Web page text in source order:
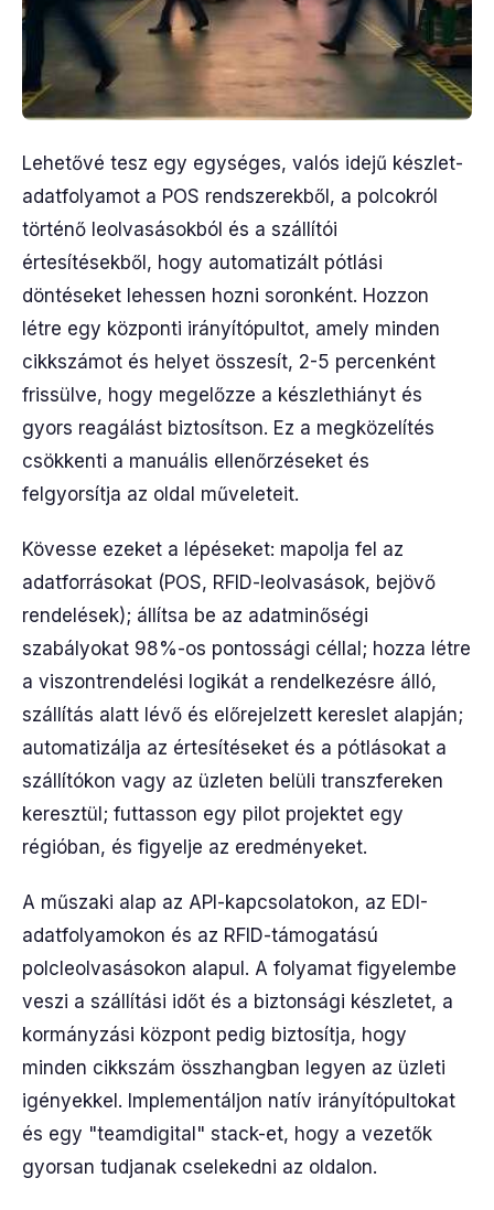
Lehetővé tesz egy egységes, valós idejű készlet-
adatfolyamot a POS rendszerekből, a polcokról
történő leolvasásokból és a szállítói
értesítésekből, hogy automatizált pótlási
döntéseket lehessen hozni soronként. Hozzon
létre egy központi irányítópultot, amely minden
cikkszámot és helyet összesít, 2-5 percenként
frissülve, hogy megelőzze a készlethiányt és
gyors reagálást biztosítson. Ez a megközelítés
csökkenti a manuális ellenőrzéseket és
felgyorsítja az oldal műveleteit.
Kövesse ezeket a lépéseket: mapolja fel az
adatforrásokat (POS, RFID-leolvasások, bejövő
rendelések); állítsa be az adatminőségi
szabályokat 98%-os pontossági céllal; hozza létre
a viszontrendelési logikát a rendelkezésre álló,
szállítás alatt lévő és előrejelzett kereslet alapján;
automatizálja az értesítéseket és a pótlásokat a
szállítókon vagy az üzleten belüli transzfereken
keresztül; futtasson egy pilot projektet egy
régióban, és figyelje az eredményeket.
A műszaki alap az API-kapcsolatokon, az EDI-
adatfolyamokon és az RFID-támogatású
polcleolvasásokon alapul. A folyamat figyelembe
veszi a szállítási időt és a biztonsági készletet, a
kormányzási központ pedig biztosítja, hogy
minden cikkszám összhangban legyen az üzleti
igényekkel. Implementáljon natív irányítópultokat
és egy "teamdigital" stack-et, hogy a vezetők
gyorsan tudjanak cselekedni az oldalon.